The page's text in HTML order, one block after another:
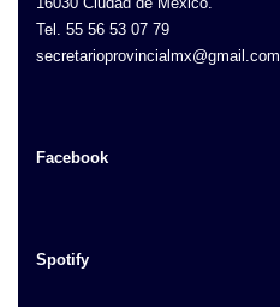
Tel. 55 56 53 07 79
secretarioprovincialmx@gmail.com
Facebook
Spotify